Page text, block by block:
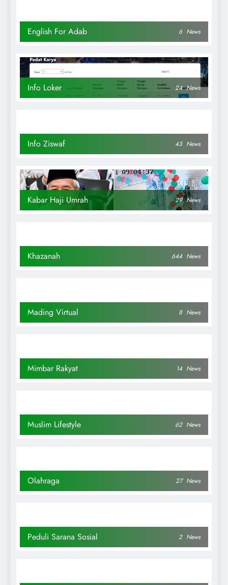
English For Adab 6 News
Info Loker 24 News
Info Ziswaf 43 News
Kabar Haji Umrah 29 News
Khazanah 644 News
Mading Virtual 8 News
Mimbar Rakyat 14 News
Muslim Lifestyle 62 News
Olahraga 27 News
Peduli Sarana Sosial 2 News